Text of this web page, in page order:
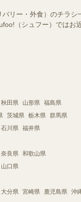
リー・外食）のチラ
（シュフー）では
秋田県 山形県 福島県
茨城県 栃木県 群馬県
石川県 福井県
奈良県 和歌山県
山口県
大分県 宮崎県 鹿児島県 沖